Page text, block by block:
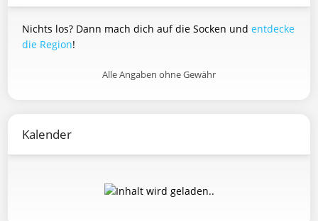
Nichts los? Dann mach dich auf die Socken und entdecke
die Region!
Alle Angaben ohne Gewähr
Kalender